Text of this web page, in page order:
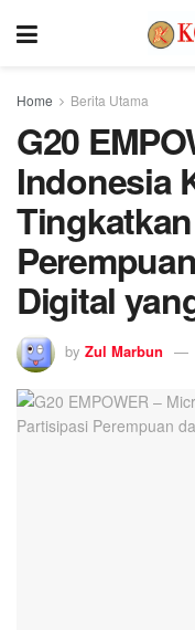
Home Berita Utama
G20
Indonesia
Digital
by Zul Marbun